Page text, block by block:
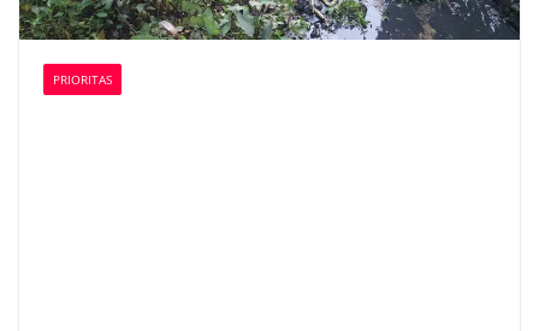
PRIORITAS